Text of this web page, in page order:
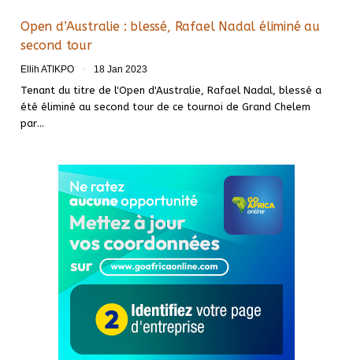
Open d’Australie : blessé, Rafael Nadal éliminé au
second tour
Ellih ATIKPO 18 Jan 2023
Tenant du titre de l'Open d'Australie, Rafael Nadal, blessé a
été éliminé au second tour de ce tournoi de Grand Chelem
par…